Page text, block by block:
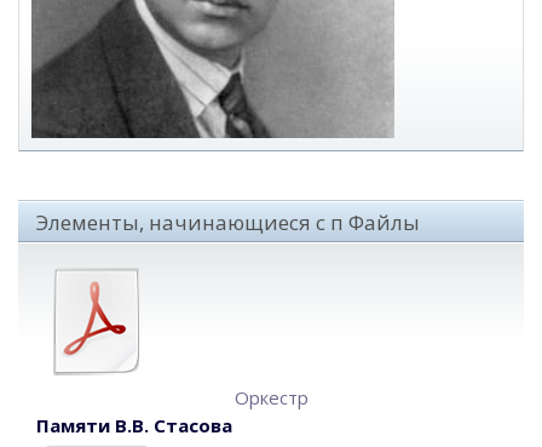
Элементы, начинающиеся с п Файлы
Оркестр
Памяти В.В. Стасова